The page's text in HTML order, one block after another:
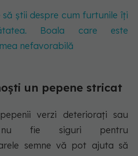
să știi despre cum furtunile îți
Boala care este
nefavorabilă
un pepene stricat
verzi deteriorați sau
fie siguri pentru
semne vă pot ajuta să